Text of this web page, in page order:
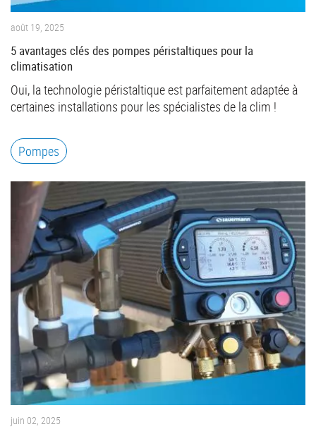
août 19, 2025
5 avantages clés des pompes péristaltiques pour la
climatisation
Oui, la technologie péristaltique est parfaitement adaptée à
certaines installations pour les spécialistes de la clim !
Pompes
juin 02, 2025